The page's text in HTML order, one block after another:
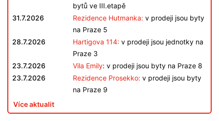
bytů ve III.etapě
31.7.2026
Rezidence Hutmanka: v prodeji jsou byty
na Praze 5
28.7.2026
Hartigova 114: v prodeji jsou jednotky na
Praze 3
23.7.2026
Vila Emily: v prodeji jsou byty na Praze 8
23.7.2026
Rezidence Prosekko: v prodeji jsou byty
na Praze 9
Více aktualit